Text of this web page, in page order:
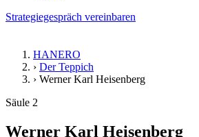
Strategiegespräch vereinbaren
HANERO
› Der Teppich
› Werner Karl Heisenberg
Säule 2
Werner Karl Heisenberg